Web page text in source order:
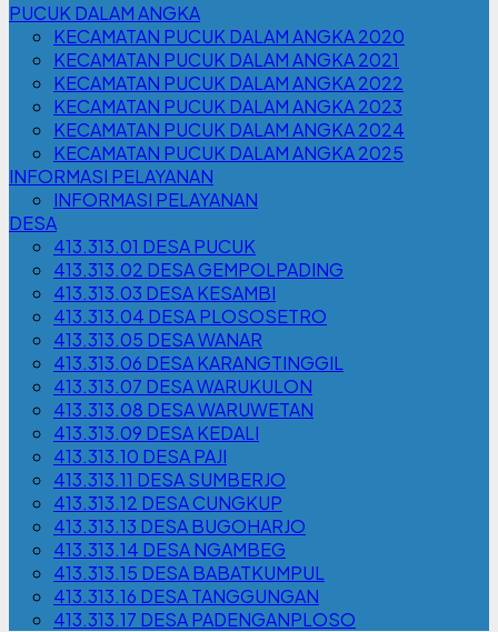
PUCUK DALAM ANGKA
KECAMATAN PUCUK DALAM ANGKA 2020
KECAMATAN PUCUK DALAM ANGKA 2021
KECAMATAN PUCUK DALAM ANGKA 2022
KECAMATAN PUCUK DALAM ANGKA 2023
KECAMATAN PUCUK DALAM ANGKA 2024
KECAMATAN PUCUK DALAM ANGKA 2025
INFORMASI PELAYANAN
INFORMASI PELAYANAN
DESA
413.313.01 DESA PUCUK
413.313.02 DESA GEMPOLPADING
413.313.03 DESA KESAMBI
413.313.04 DESA PLOSOSETRO
413.313.05 DESA WANAR
413.313.06 DESA KARANGTINGGIL
413.313.07 DESA WARUKULON
413.313.08 DESA WARUWETAN
413.313.09 DESA KEDALI
413.313.10 DESA PAJI
413.313.11 DESA SUMBERJO
413.313.12 DESA CUNGKUP
413.313.13 DESA BUGOHARJO
413.313.14 DESA NGAMBEG
413.313.15 DESA BABATKUMPUL
413.313.16 DESA TANGGUNGAN
413.313.17 DESA PADENGANPLOSO